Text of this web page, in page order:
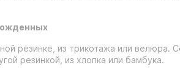
резинке, из трикотажа или велюра.
резинкой, из хлопка или бамбука.